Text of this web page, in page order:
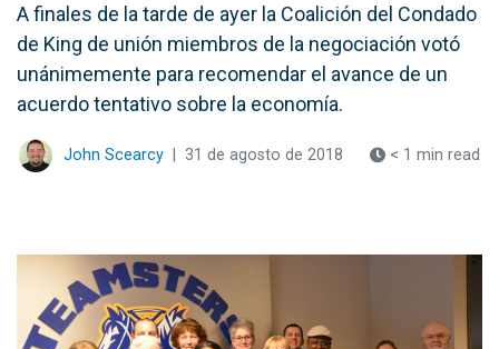
A finales de la tarde de ayer la Coalición del Condado
de King de unión miembros de la negociación votó
unánimemente para recomendar el avance de un
acuerdo tentativo sobre la economía.
John Scearcy 31 de agosto de 2018 < 1 min read